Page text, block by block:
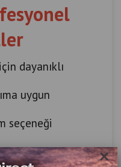
×
dayanıklı
uygun
seçeneği
yapı